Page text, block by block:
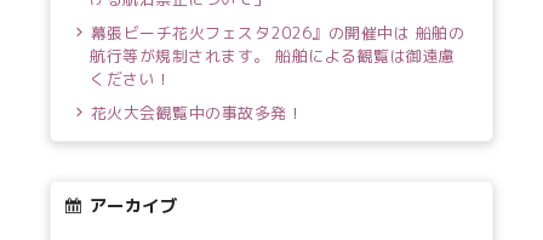
幕張ビーチ花火フェスタ2026』の開催中は 船舶の
航行等が規制されます。 船舶による観覧は御遠慮
ください！
花火大会観覧中の事故多発！
アーカイブ